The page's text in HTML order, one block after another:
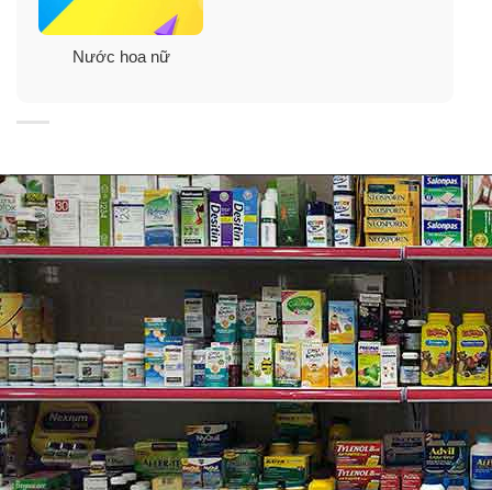
So với nước hoa thì tinh dầu nước hoa có nhiều ưu
điểm hơn:
Có hàm lượng tinh dầu cao hơn 5-10 lần nước hoa
Nước hoa nữ